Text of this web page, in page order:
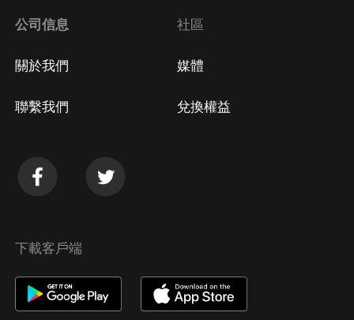
公司信息
關於我們
聯繫我們
社區
媒體
兌換權益
下載客戶端